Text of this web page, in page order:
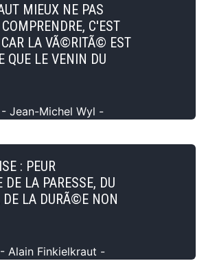
MIEUX NE PAS
C'EST
LA VÃ©RITÃ© EST
QUE LE VENIN DU
- Jean-Michel Wyl -
: PEUR
LA PARESSE, DU
DE LA DURÃ©E NON
- Alain Finkielkraut -